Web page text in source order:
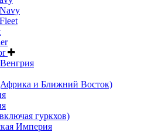
и Ближний Восток)
гуркхов)
Империя